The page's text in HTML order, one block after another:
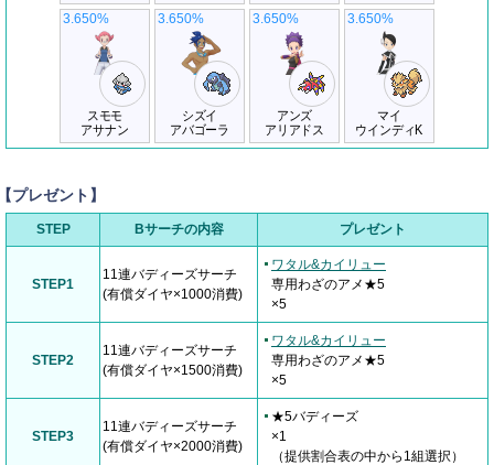
スモモ
アサナン
3.650%
シズイ
アバゴーラ
3.650%
アンズ
アリアドス
3.650%
マイ
ウインディK
3.650%
プレゼント】
STEP Bサーチの内容 プレゼント
STEP1
11連バディーズサーチ
(有償ダイヤ×1000消費)
ワタル&カイリュー
専用わざのアメ★5
×5
STEP2
11連バディーズサーチ
(有償ダイヤ×1500消費)
ワタル&カイリュー
専用わざのアメ★5
×5
STEP3
11連バディーズサーチ
(有償ダイヤ×2000消費)
★5バディーズ
×1
（提供割合表の中から1組選択）